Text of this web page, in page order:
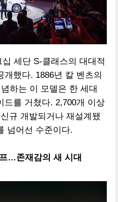
세단 S-클래스의 대대적
했다. 1886년 칼 벤츠의
하는 이 모델은 한 세대
드를 거쳤다. 2,700개 이상
규 개발되거나 재설계됐
넘어선 수준이다.
…존재감의 새 시대